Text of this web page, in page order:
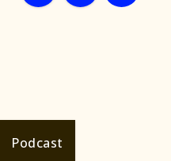
Podcast